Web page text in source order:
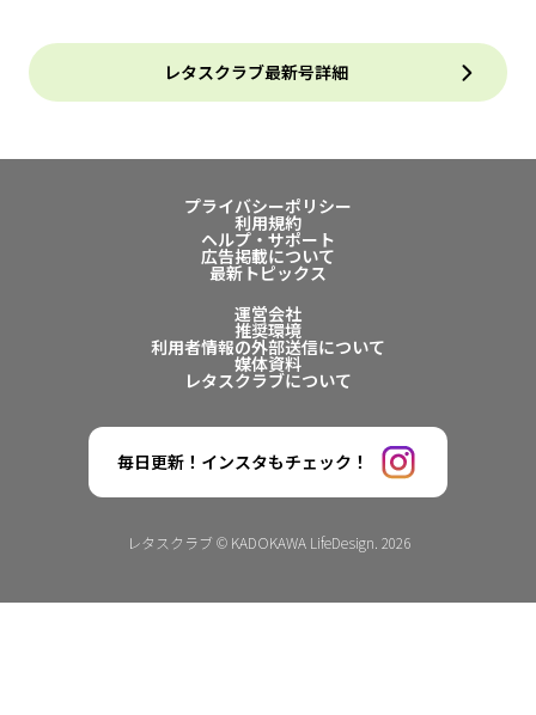
レタスクラブ最新号詳細
プライバシーポリシー
利用規約
ヘルプ・サポート
広告掲載について
最新トピックス
運営会社
推奨環境
利用者情報の外部送信について
媒体資料
レタスクラブについて
毎日更新！インスタもチェック！
レタスクラブ © KADOKAWA LifeDesign. 2026